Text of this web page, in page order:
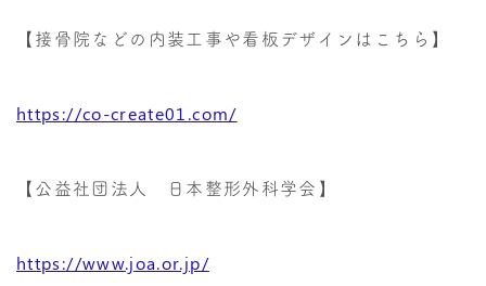
【接骨院などの内装工事や看板デザインはこちら】
https://co-create01.com/
【公益社団法人 日本整形外科学会】
https://www.joa.or.jp/